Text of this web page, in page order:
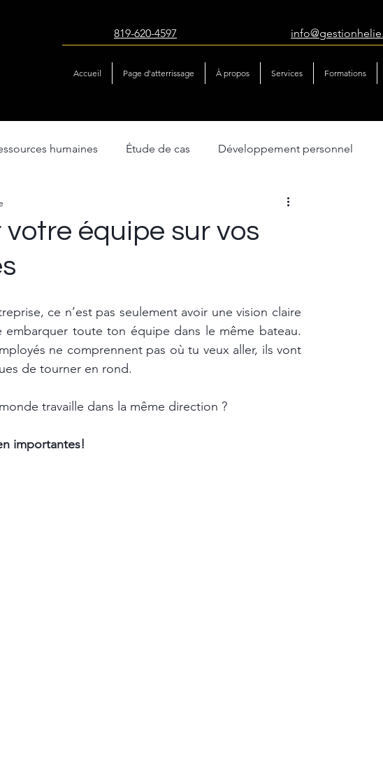
819-620-4597
Accueil Page d'atterrissage À propos Services Formations
humaines Étude de cas Développement personnel
équipe sur vos
ce n’est pas seulement avoir une vision claire
embarquer toute ton équipe dans le même bateau.
ne comprennent pas où tu veux aller, ils vont
de tourner en rond.
travaille dans la même direction ?
importantes!